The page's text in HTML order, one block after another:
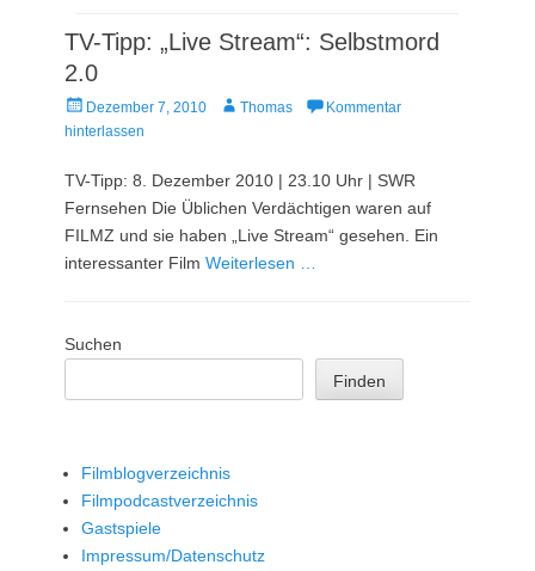
TV-Tipp: „Live Stream“: Selbstmord
2.0
Veröffentlicht
am
Dezember 7, 2010 AutorThomas
Kommentar
hinterlassen
TV-Tipp: 8. Dezember 2010 | 23.10 Uhr | SWR
Fernsehen Die Üblichen Verdächtigen waren auf
FILMZ und sie haben „Live Stream“ gesehen. Ein
interessanter Film Weiterlesen …
Suchen
Finden
Filmblogverzeichnis
Filmpodcastverzeichnis
Gastspiele
Impressum/Datenschutz